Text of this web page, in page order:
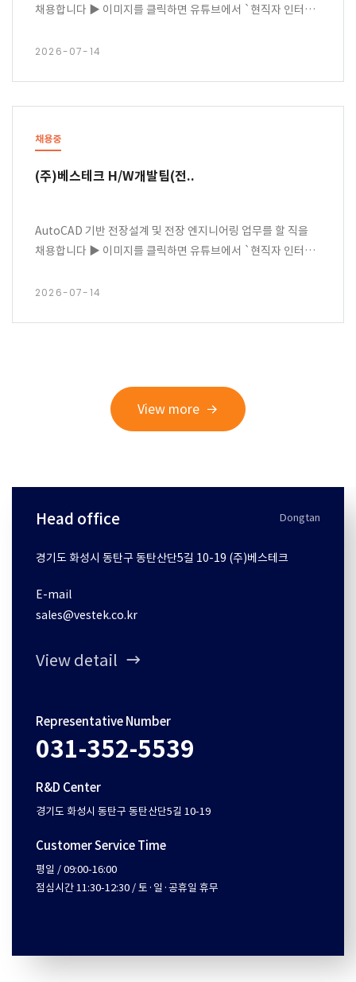
채용합니다 ▶ 이미지를 클릭하면 유튜브에서 `현직자 인터뷰`
2026-07-14
채용중
(주)베스테크 H/W개발팀(전..
AutoCAD 기반 전장설계 및 전장 엔지니어링 업무를 할 직을
채용합니다 ▶ 이미지를 클릭하면 유튜브에서 `현직자 인터뷰`
2026-07-14
View more
Head office Dongtan
경기도 화성시 동탄구 동탄산단5길 10-19 (주)베스테크
E-mail
sales@vestek.co.kr
View detail
Representative Number
031-352-5539
R&D Center
경기도 화성시 동탄구 동탄산단5길 10-19
Customer Service Time
평일 / 09:00-16:00
점심시간 11:30-12:30 / 토·일·공휴일 휴무